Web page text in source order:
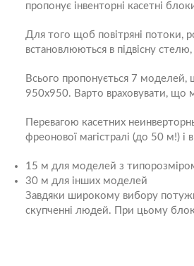
пропонує інвенторні касетні
Для того щоб повітряні потоки,
встановлюються в підвісну
Всього пропонується 7
950х950. Варто враховувати, що
Перевагою касетних
фреонової магістралі (до 50 м!)
15 м для моделей з
30 м для інших моделей
Завдяки широкому вибору
скупченні людей. При цьому блок